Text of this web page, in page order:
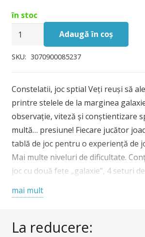
în stoc
Cantitate
Constelatii,
joc
Djeco
Adaugă în coș
SKU: 3070900085237
Constelatii, joc sptial Veți reuși să
printre stelele de la marginea
observație, viteză și conștientizare
multă… presiune! Fiecare jucător
tablă de joc pentru o experiență de
Mai multe niveluri de dificultate.
joc cu două fețe „galaxie”, 4 seturi
limbi. Pentru 1 – 4 jucători. Vârsta
ani. Contine piese mici, pericol de
mai mult
La reducere: